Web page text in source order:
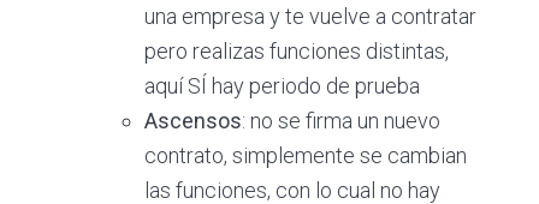
una empresa y te vuelve a contratar
pero realizas funciones distintas,
aquí SÍ hay periodo de prueba
Ascensos: no se firma un nuevo
contrato, simplemente se cambian
las funciones, con lo cual no hay